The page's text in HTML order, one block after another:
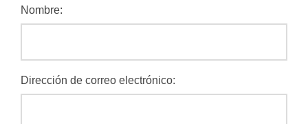
Nombre:
Dirección de correo electrónico: